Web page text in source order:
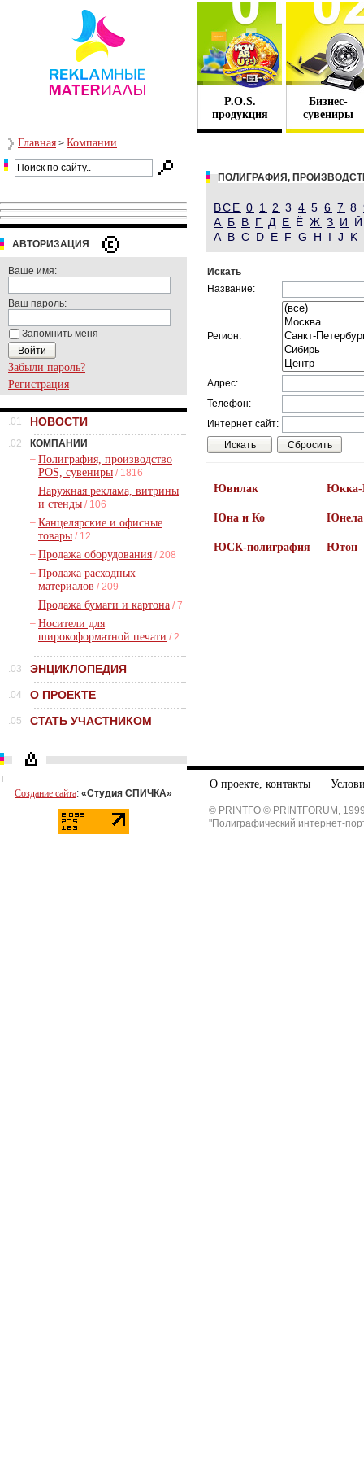
P.O.S.
продукция
Бизнес-
сувениры
Главная > Компании
АВТОРИЗАЦИЯ
Ваше имя:
Ваш пароль:
Запомнить меня
Забыли пароль?
Регистрация
.01 НОВОСТИ
.02
КОМПАНИИ
– Полиграфия, производство
POS, сувениры / 1816
– Наружная реклама, витрины
и стенды / 106
– Канцелярские и офисные
товары / 12
– Продажа оборудования / 208
– Продажа расходных
материалов / 209
– Продажа бумаги и картона / 7
– Носители для
широкоформатной печати / 2
.03 ЭНЦИКЛОПЕДИЯ
.04 О ПРОЕКТЕ
.05 СТАТЬ УЧАСТНИКОМ
Создание сайта: «Студия СПИЧКА»
ПОЛИГРАФИЯ,
ВСЕ 0 1 2 3 4 5 6 7 8
А Б В Г Д Е Ё Ж З И
A B C D E F G H I J K
Искать
Название:
Регион:
Адрес:
Телефон:
Интернет сайт:
Ювилак Юкка-
Юна и Ко Юнела
ЮСК-полиграфия Ютон
О проекте, контакты
© PRINTFO © PRINTFORUM,
"Полиграфический интернет-